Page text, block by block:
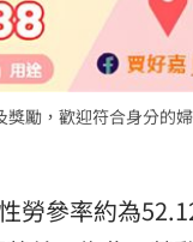
勵，歡迎符合身分的
勞參率約為